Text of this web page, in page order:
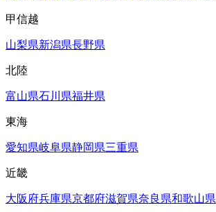
甲信越
山梨県新潟県長野県
北陸
富山県石川県福井県
東海
愛知県岐阜県静岡県三重県
近畿
大阪府兵庫県京都府滋賀県奈良県和歌山県